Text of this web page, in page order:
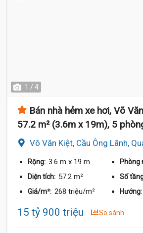
1 / 4
Bán nhà hẻm xe hơi, Võ
57.2 m² (3.6m x 19m), 5
Võ Văn Kiệt, Cầu Ông Lãnh,
Rộng: 3.6 m x 19 m Phòng
Diện tích: 57.2 m² Số
Giá/m²: 268 triệu/m² Hướng:
15 tỷ 900 triệu So sánh